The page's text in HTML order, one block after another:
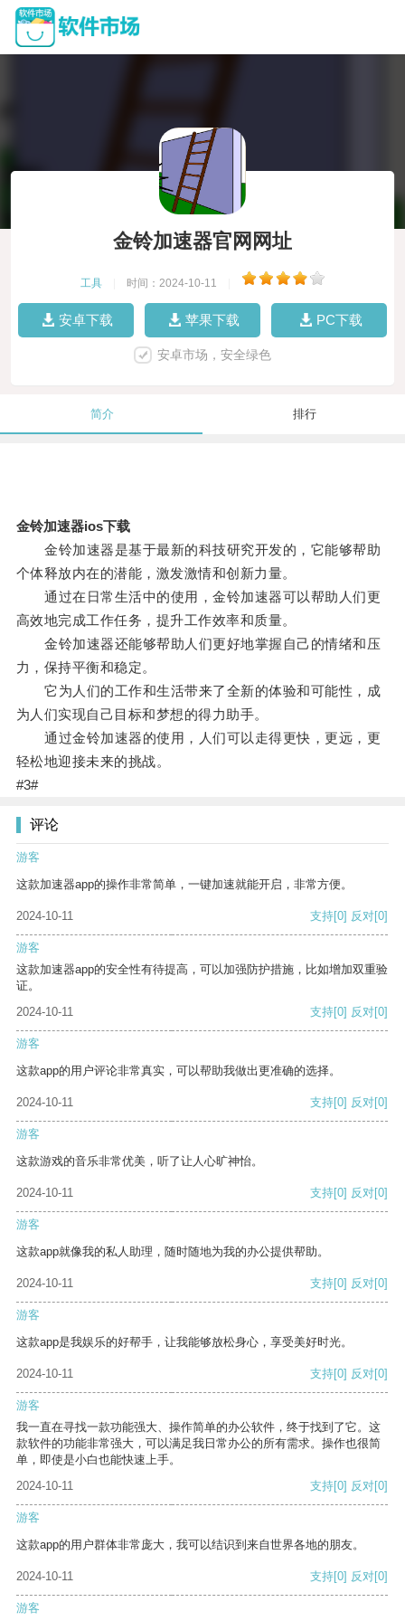
金铃加速器官网网址
工具 时间：2024-10-11
安卓下载 苹果下载 PC下载
安卓市场，安全绿色
简介 排行
金铃加速器ios下载
金铃加速器是基于最新的科技研究开发的，它能够帮助
个体释放内在的潜能，激发激情和创新力量。
通过在日常生活中的使用，金铃加速器可以帮助人们更
高效地完成工作任务，提升工作效率和质量。
金铃加速器还能够帮助人们更好地掌握自己的情绪和压
力，保持平衡和稳定。
它为人们的工作和生活带来了全新的体验和可能性，成
为人们实现自己目标和梦想的得力助手。
通过金铃加速器的使用，人们可以走得更快，更远，更
轻松地迎接未来的挑战。
#3#
评论
游客
这款加速器app的操作非常简单，一键加速就能开启，非常方便。
2024-10-11 支持[0] 反对[0]
游客
这款加速器app的安全性有待提高，可以加强防护措施，比如增加双重验
证。
2024-10-11
支持[0] 反对[0]
游客
这款app的用户评论非常真实，可以帮助我做出更准确的选择。
2024-10-11 支持[0] 反对[0]
游客
这款游戏的音乐非常优美，听了让人心旷神怡。
2024-10-11 支持[0] 反对[0]
游客
这款app就像我的私人助理，随时随地为我的办公提供帮助。
2024-10-11 支持[0] 反对[0]
游客
这款app是我娱乐的好帮手，让我能够放松身心，享受美好时光。
2024-10-11 支持[0] 反对[0]
游客
我一直在寻找一款功能强大、操作简单的办公软件，终于找到了它。这
款软件的功能非常强大，可以满足我日常办公的所有需求。操作也很简
单，即使是小白也能快速上手。
2024-10-11
支持[0] 反对[0]
游客
这款app的用户群体非常庞大，我可以结识到来自世界各地的朋友。
2024-10-11 支持[0] 反对[0]
游客